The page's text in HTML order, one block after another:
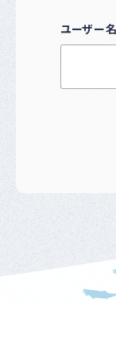
ユーザー